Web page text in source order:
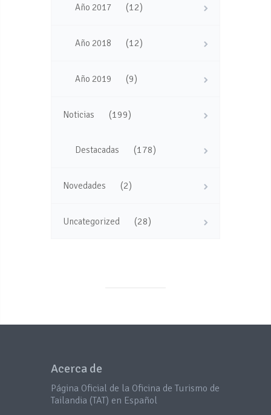
Año 2017 (12)
Año 2018 (12)
Año 2019 (9)
Noticias (199)
Destacadas (178)
Novedades (2)
Uncategorized (28)
Acerca de
Página Oficial de la Oficina de Turismo de
Tailandia (TAT) en Español